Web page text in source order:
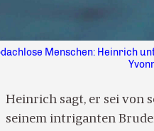
Menschen: Heinrich
Heinrich sagt, er sei von
seinem intriganten